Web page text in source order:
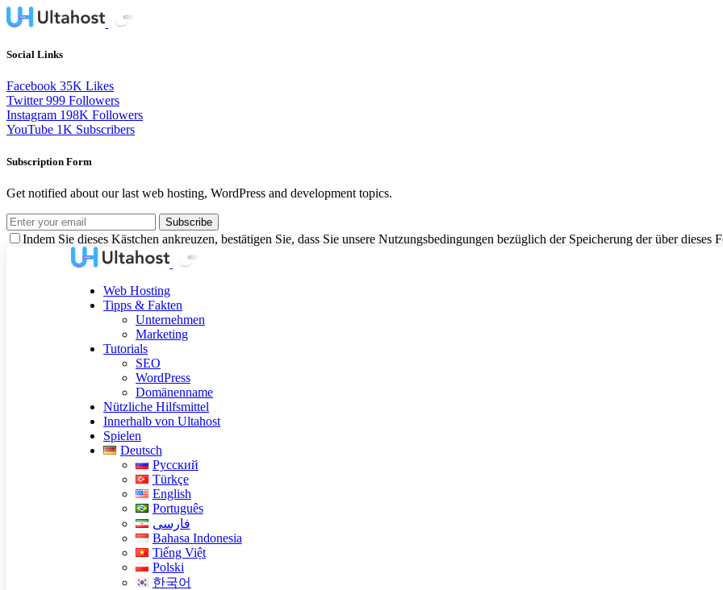
Social Links
Facebook 35K Likes
Twitter 999 Followers
Instagram 198K Followers
YouTube 1K Subscribers
Subscription Form
Get notified about our last web hosting, WordPress and development topics.
Subscribe
Indem Sie dieses Kästchen ankreuzen, bestätigen Sie, dass Sie unsere Nutzungsbedingungen bezüglich der Speicherung der über
Web Hosting
Tipps & Fakten
Unternehmen
Marketing
Tutorials
SEO
WordPress
Domänenname
Nützliche Hilfsmittel
Innerhalb von Ultahost
Spielen
Deutsch
Русский
Türkçe
English
Português
فارسی
Bahasa Indonesia
Tiếng Việt
Polski
한국어